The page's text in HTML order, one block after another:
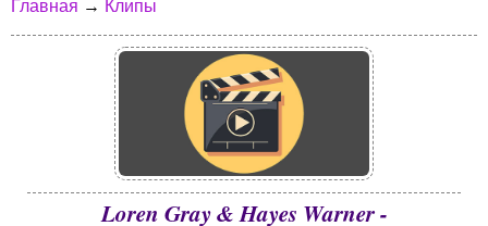
Главная → Клипы
Loren Gray & Hayes Warner -